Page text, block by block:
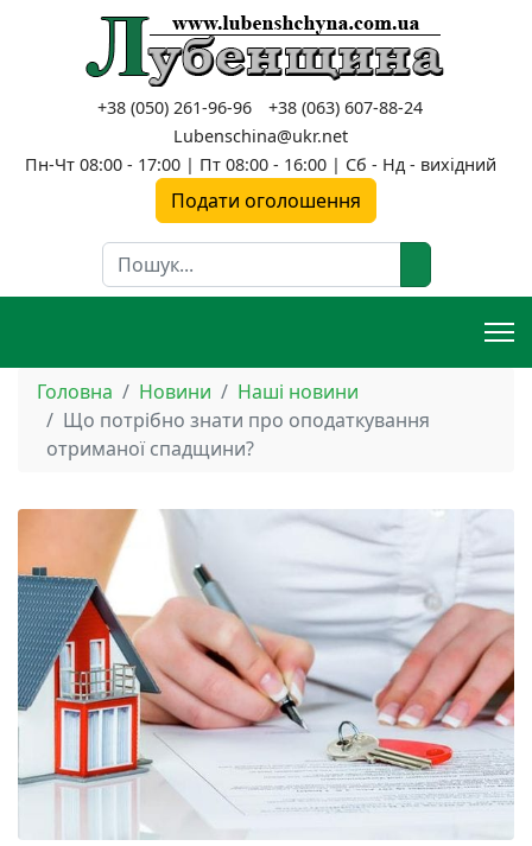
+38 (050) 261-96-96
+38 (063) 607-88-24
Lubenschina@ukr.net
Пн-Чт 08:00 - 17:00 | Пт 08:00 - 16:00 | Сб - Нд - вихідний
Подати оголошення
Пошук
Головна Новини
Наші новини
Що потрібно знати про оподаткування
отриманої спадщини?